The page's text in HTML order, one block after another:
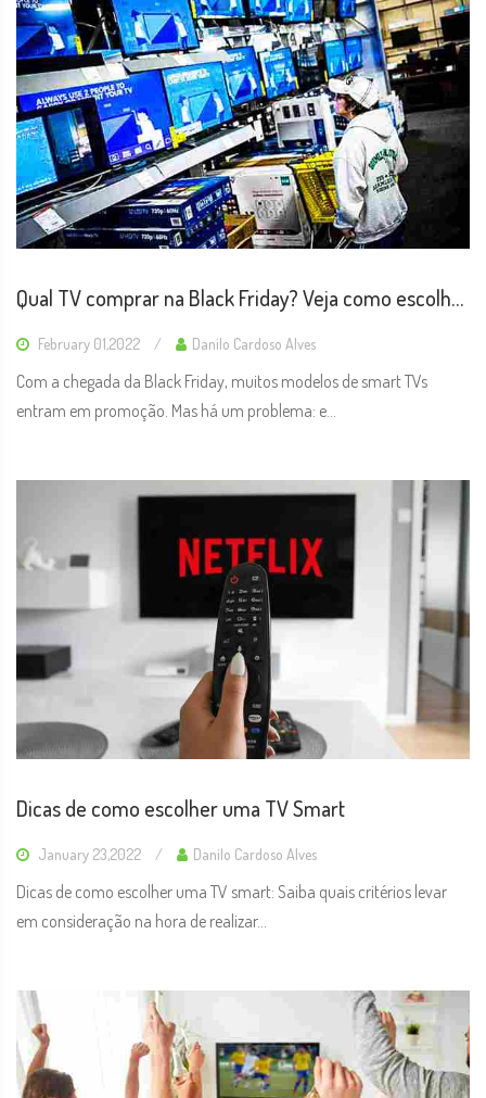
Qual TV comprar na Black Friday? Veja como escolher
February 01,2022 Danilo Cardoso Alves
Com a chegada da Black Friday, muitos modelos de smart TVs
entram em promoção. Mas há um problema: e...
Dicas de como escolher uma TV Smart
January 23,2022 Danilo Cardoso Alves
Dicas de como escolher uma TV smart: Saiba quais critérios levar
em consideração na hora de realizar...